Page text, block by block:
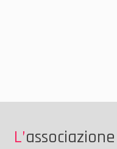
L’associazione